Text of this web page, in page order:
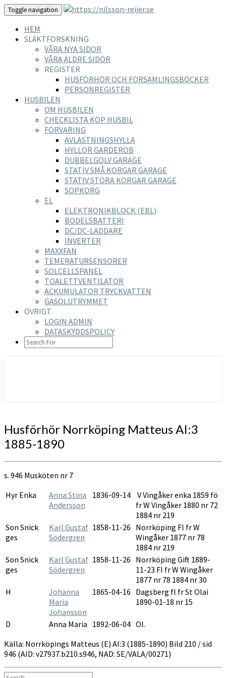
Toggle navigation
HEM
SLÄKTFORSKNING
VÅRA NYA SIDOR
VÅRA ÄLDRE SIDOR
REGISTER
HUSFÖRHÖR OCH FÖRSAMLINGSBÖCKER
PERSONREGISTER
HUSBILEN
OM HUSBILEN
CHECKLISTA KÖP HUSBIL
FÖRVARING
AVLASTNINGSHYLLA
HYLLOR GARDEROB
DUBBELGOLV GARAGE
STATIV SMÅ KORGAR GARAGE
STATIV STORA KORGAR GARAGE
SOPKORG
EL
ELEKTRONIKBLOCK (EBL)
BODELSBATTERI
DC/DC-LADDARE
INVERTER
MAXXFAN
TEMERATURSENSORER
SOLCELLSPANEL
TOALETTVENTILATOR
ACKUMULATOR TRYCKVATTEN
GASOLUTRYMMET
ÖVRIGT
LOGIN ADMIN
DATASKYDDSPOLICY
SEARCH
ICON
Husförhör
Norrköping
Matteus
1890
Husförhör Norrköping Matteus AI:3
1885-1890
s. 946 Musköten nr 7
Hyr Enka
Anna Stina
Andersson
1836-09-14
V Vingåker enka 1859 fö
fr W Vingåker 1880 nr 72
1884 nr 219
Son Snick
ges
Karl Gustaf
Södergren
1858-11-26 Norrköping Fl fr W
Wingåker 1877 nr 78
1884 nr 219
Son Snick
ges
Karl Gustaf
Södergren
1858-11-26 Norrköping Gift 1889-
11-23 Fl fr W Wingåker
1877 nr 78 1884 nr 30
H
Johanna
Maria
Johansson
1865-04-16 Dagsberg fl fr St Olai
1890-01-18 nr 15
D Anna Maria 1892-06-04 Ol.
Källa: Norrköpings Matteus (E) AI:3 (1885-1890) Bild 210 / sid
946 (AID: v27937.b210.s946, NAD: SE/VALA/00271)